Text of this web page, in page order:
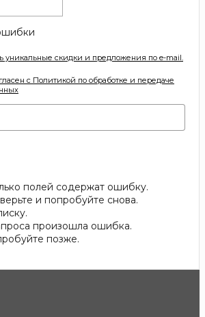
уникальные скидки и предложения по e-mail.
с Политикой по обработке и передаче
полей содержат ошибку.
и попробуйте снова.
произошла ошибка.
позже.